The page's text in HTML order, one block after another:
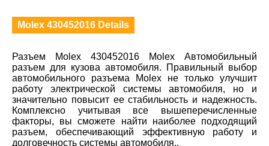
Molex 430452016 Details
Разъем Molex 430452016 Molex Автомобильный
разъем для кузова автомобиля. Правильный выбор
автомобильного разъема Molex не только улучшит
работу электрической системы автомобиля, но и
значительно повысит ее стабильность и надежность.
Комплексно учитывая все вышеперечисленные
факторы, вы сможете найти наиболее подходящий
разъем, обеспечивающий эффективную работу и
долговечность системы автомобиля..